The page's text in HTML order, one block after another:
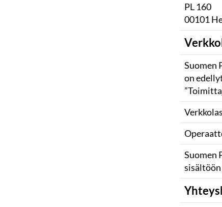
PL 160
00101
Suomen
on
Suomen